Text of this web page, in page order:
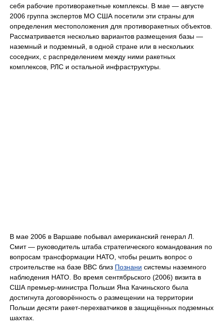
себя рабочие противоракетные комплексы. В мае — августе
2006 группа экспертов МО США посетили эти страны для
определения местоположения для противоракетных объектов.
Рассматривается несколько вариантов размещения базы —
наземный и подземный, в одной стране или в нескольких
соседних, с распределением между ними ракетных
комплексов, РЛС и остальной инфраструктуры.
В мае 2006 в Варшаве побывал американский генерал Л.
Смит — руководитель штаба стратегического командования по
вопросам трансформации НАТО, чтобы решить вопрос о
строительстве на базе ВВС близ Познани системы наземного
наблюдения НАТО. Во время сентябрьского (2006) визита в
США премьер-министра Польши Яна Качиньского была
достигнута договорённость о размещении на территории
Польши десяти ракет-перехватчиков в защищённых подземных
шахтах.